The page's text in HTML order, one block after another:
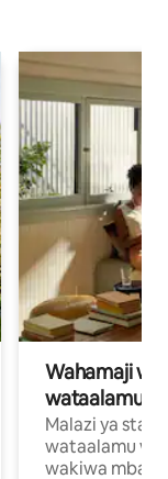
Wahamaji
wataalamu
Malazi ya
wataalamu
wakiwa mbali